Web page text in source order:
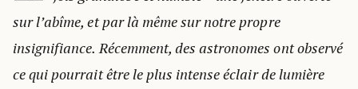
sur l’abîme, et par là même sur notre propre
insignifiance. Récemment, des astronomes ont observé
ce qui pourrait être le plus intense éclair de lumière